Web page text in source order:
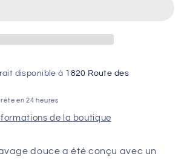
disponible à 1820 Route des
en 24 heures
de la boutique
douce a été conçu avec un